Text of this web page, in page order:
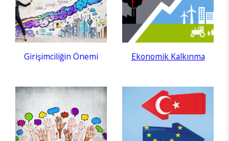
Girişimciliğin Önemi Ekonomik Kalkınma